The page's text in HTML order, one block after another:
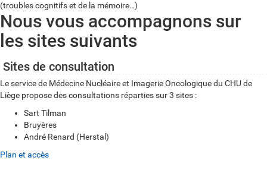
(troubles cognitifs et de la mémoire…)
Nous vous accompagnons sur
les sites suivants
Sites de consultation
Le service de Médecine Nucléaire et Imagerie Oncologique du CHU de
Liège propose des consultations réparties sur 3 sites :
Sart Tilman
Bruyères
André Renard (Herstal)
Plan et accès